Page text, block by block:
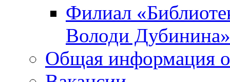
Филиал
Володи Дубинина»
Общая информация